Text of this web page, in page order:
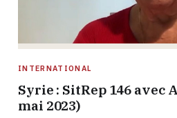
INTERNATIONAL
Syrie : SitRep 146 avec
mai 2023)